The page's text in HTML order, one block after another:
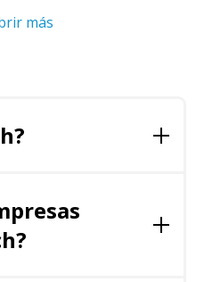
más
programación, la
de nóminas
funciones como la